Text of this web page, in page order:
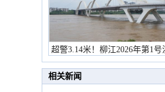
超警3.14米！柳江2026年第1号
市民在堤岸见证汛况
相关新闻